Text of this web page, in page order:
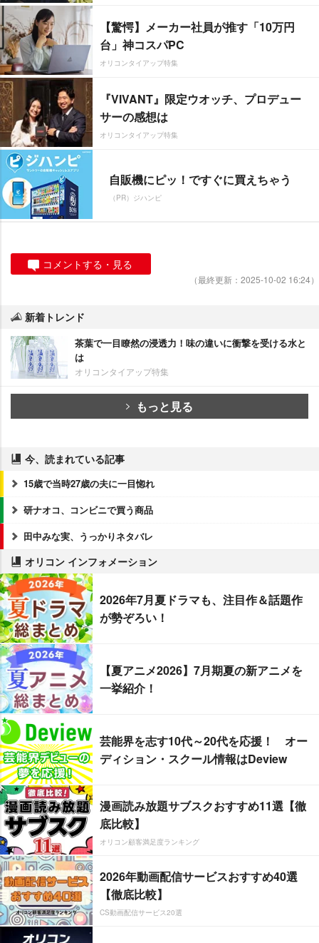
【驚愕】メーカー社員が推す「10万円
台」神コスパPC
オリコンタイアップ特集
『VIVANT』限定ウオッチ、プロデュー
サーの感想は
オリコンタイアップ特集
自販機にピッ！ですぐに買えちゃう
（PR）ジハンピ
コメントする・見る
（最終更新：2025-10-02 16:24）
新着トレンド
茶葉で一目瞭然の浸透力！味の違いに衝撃を受ける水と
は
オリコンタイアップ特集
もっと見る
今、読まれている記事
15歳で当時27歳の夫に一目惚れ
研ナオコ、コンビニで買う商品
田中みな実、うっかりネタバレ
オリコン インフォメーション
2026年7月夏ドラマも、注目作＆話題作
が勢ぞろい！
【夏アニメ2026】7月期夏の新アニメを
一挙紹介！
芸能界を志す10代～20代を応援！ オー
ディション・スクール情報はDeview
漫画読み放題サブスクおすすめ11選【徹
底比較】
オリコン顧客満足度ランキング
2026年動画配信サービスおすすめ40選
【徹底比較】
CS動画配信サービス20選